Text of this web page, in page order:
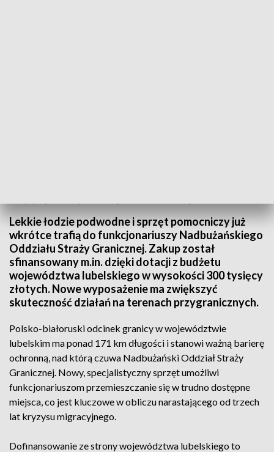
Lekkie łodzie podwodne i sprzęt pomocniczy już
wkrótce trafią do funkcjonariuszy Nadbużańskiego
Oddziału Straży Granicznej. Zakup został
sfinansowany m.in. dzięki dotacji z budżetu
województwa lubelskiego w wysokości 300 tysięcy
złotych. Nowe wyposażenie ma zwiększyć
skuteczność działań na terenach przygranicznych.
Polsko-białoruski odcinek granicy w województwie
lubelskim ma ponad 171 km długości i stanowi ważną barierę
ochronną, nad którą czuwa Nadbużański Oddział Straży
Granicznej. Nowy, specjalistyczny sprzęt umożliwi
funkcjonariuszom przemieszczanie się w trudno dostępne
miejsca, co jest kluczowe w obliczu narastającego od trzech
lat kryzysu migracyjnego.
Dofinansowanie ze strony województwa lubelskiego to